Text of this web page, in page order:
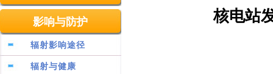
影响与防护
辐射影响途径
辐射与健康
核电站